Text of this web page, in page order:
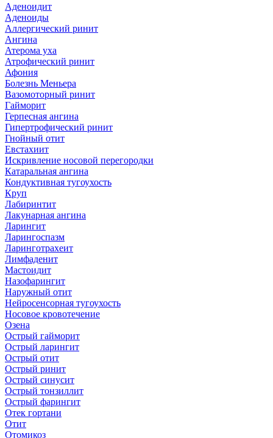
Аденоидит
Аденоиды
Аллергический ринит
Ангина
Атерома уха
Атрофический ринит
Афония
Болезнь Меньера
Вазомоторный ринит
Гайморит
Герпесная ангина
Гипертрофический ринит
Гнойный отит
Евстахиит
Искривление носовой перегородки
Катаральная ангина
Кондуктивная тугоухость
Круп
Лабиринтит
Лакунарная ангина
Ларингит
Ларингоспазм
Ларинготрахеит
Лимфаденит
Мастоидит
Назофарингит
Наружный отит
Нейросенсорная тугоухость
Носовое кровотечение
Озена
Острый гайморит
Острый ларингит
Острый отит
Острый ринит
Острый синусит
Острый тонзиллит
Острый фарингит
Отек гортани
Отит
Отомикоз